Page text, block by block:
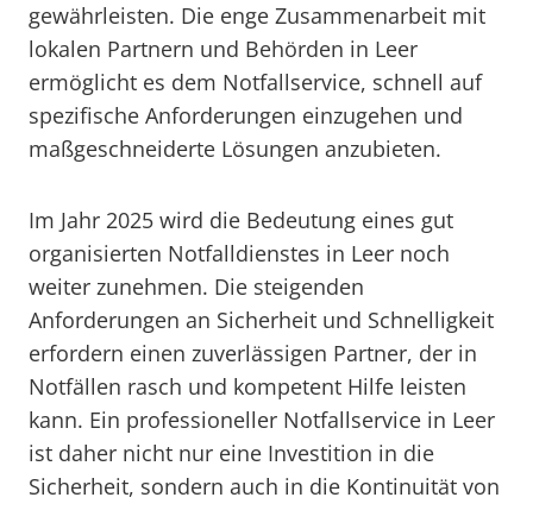
gewährleisten. Die enge Zusammenarbeit mit
lokalen Partnern und Behörden in Leer
ermöglicht es dem Notfallservice, schnell auf
spezifische Anforderungen einzugehen und
maßgeschneiderte Lösungen anzubieten.
Im Jahr 2025 wird die Bedeutung eines gut
organisierten Notfalldienstes in Leer noch
weiter zunehmen. Die steigenden
Anforderungen an Sicherheit und Schnelligkeit
erfordern einen zuverlässigen Partner, der in
Notfällen rasch und kompetent Hilfe leisten
kann. Ein professioneller Notfallservice in Leer
ist daher nicht nur eine Investition in die
Sicherheit, sondern auch in die Kontinuität von